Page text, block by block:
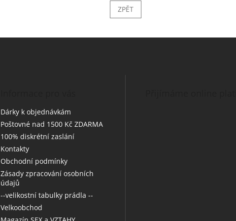
ZPĚT
Dárky k objednávkám
Poštovné nad 1500 Kč ZDARMA
100% diskrétní zaslání
Kontakty
Obchodní podmínky
Zásady zpracování osobních
údajů
--velikostní tabulky prádla --
Velkoobchod